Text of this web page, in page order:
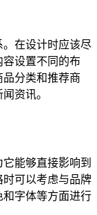
。在设计时应该尽
设置不同的布
分类和推荐商
资讯。
能够直接影响到
可以考虑与品牌
字体等方面进行